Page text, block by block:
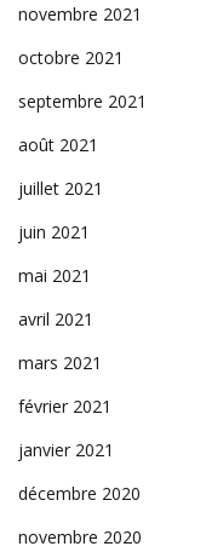
novembre 2021
octobre 2021
septembre 2021
août 2021
juillet 2021
juin 2021
mai 2021
avril 2021
mars 2021
février 2021
janvier 2021
décembre 2020
novembre 2020